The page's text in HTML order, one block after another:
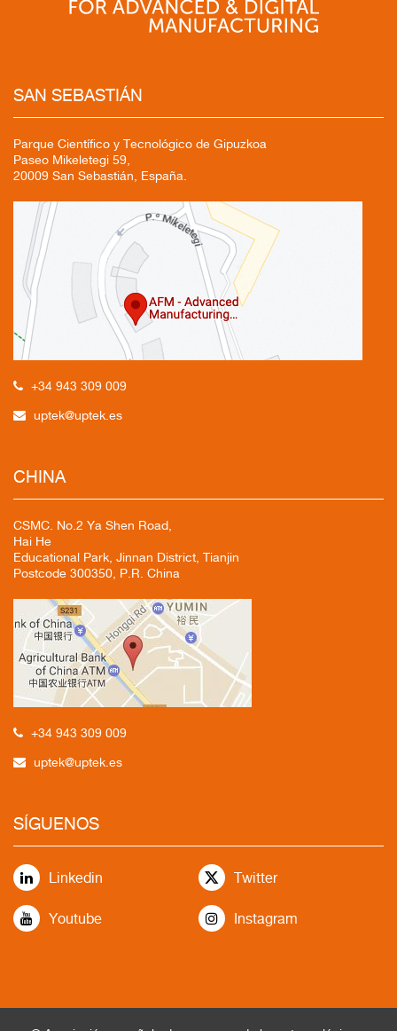
SAN SEBASTIÁN
Parque Científico y Tecnológico de Gipuzkoa
Paseo Mikeletegi 59,
20009 San Sebastián, España.
+34 943 309 009
uptek@uptek.es
CHINA
CSMC. No.2 Ya Shen Road,
Hai He
Educational Park, Jinnan District, Tianjin
Postcode 300350, P.R. China
+34 943 309 009
uptek@uptek.es
SÍGUENOS
Linkedin Twitter
Youtube Instagram